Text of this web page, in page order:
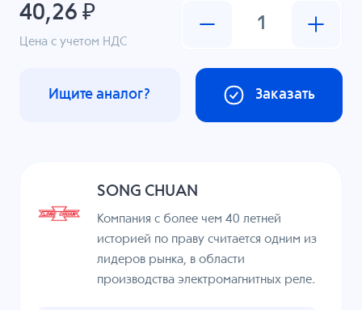
40,26 ₽
Цена с учетом НДС
Заказать
Ищите аналог?
SONG CHUAN
Компания с более чем 40 летней
историей по праву считается одним из
лидеров рынка, в области
производства электромагнитных реле.